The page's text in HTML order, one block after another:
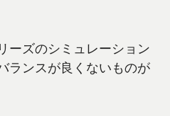
ーズのシミュレーション
ランスが良くないものが